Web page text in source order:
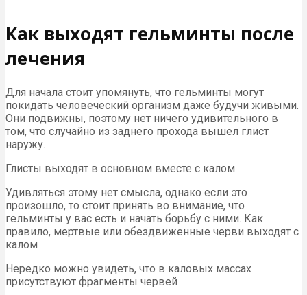
Как выходят гельминты после
лечения
Для начала стоит упомянуть, что гельминты могут
покидать человеческий организм даже будучи живыми.
Они подвижны, поэтому нет ничего удивительного в
том, что случайно из заднего прохода вышел глист
наружу.
Глисты выходят в основном вместе с калом
Удивляться этому нет смысла, однако если это
произошло, то стоит принять во внимание, что
гельминты у вас есть и начать борьбу с ними. Как
правило, мертвые или обездвиженные черви выходят с
калом
Нередко можно увидеть, что в каловых массах
присутствуют фрагменты червей